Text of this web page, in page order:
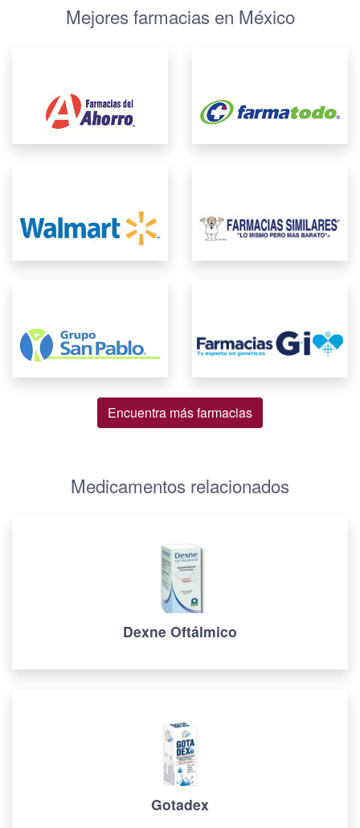
Mejores farmacias en México
Encuentra más farmacias
Medicamentos relacionados
Dexne Oftálmico
Gotadex